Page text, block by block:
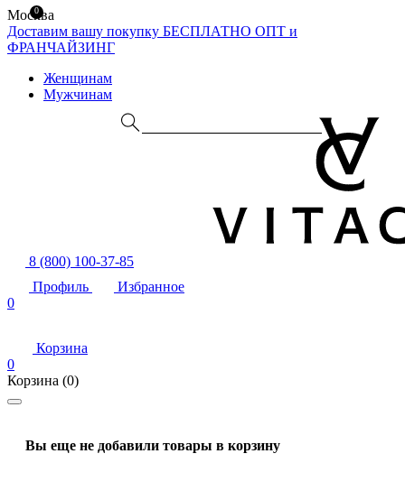
Москва
Доставим вашу покупку БЕСПЛАТНО ОПТ и
ФРАНЧАЙЗИНГ
Женщинам
Мужчинам
8 (800) 100-37-85
Профиль
Избранное
0
Корзина
0
Корзина (0)
Вы еще не добавили товары в корзину
0